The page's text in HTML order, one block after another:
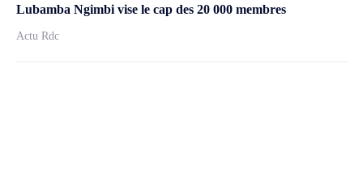
Lubamba Ngimbi vise le cap des 20 000 membres
Actu Rdc